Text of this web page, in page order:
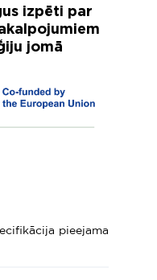
izpēti par
jomā
pieejama